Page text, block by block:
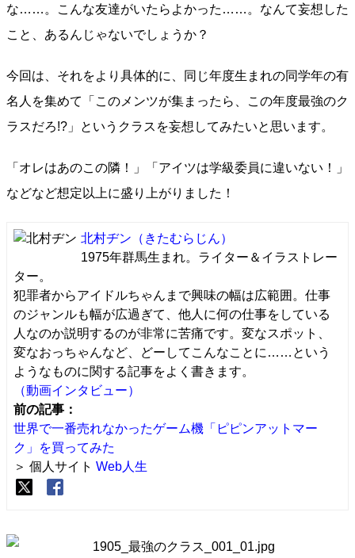
な……。こんな友達がいたらよかった……。なんて妄想した
こと、あるんじゃないでしょうか？
今回は、それをより具体的に、同じ年度生まれの同学年の有
名人を集めて「このメンツが集まったら、この年度最強のク
ラスだろ!?」というクラスを妄想してみたいと思います。
「オレはあのこの隣！」「アイツは学級委員に違いない！」
などなど想定以上に盛り上がりました！
北村ヂン （きたむらじん）
1975年群馬生まれ。ライター＆イラストレー
ター。
犯罪者からアイドルちゃんまで興味の幅は広範囲。仕事
のジャンルも幅が広過ぎて、他人に何の仕事をしている
人なのか説明するのが非常に苦痛です。変なスポット、
変なおっちゃんなど、どーしてこんなことに……という
ようなものに関する記事をよく書きます。
（動画インタビュー）
前の記事：
世界で一番売れなかったゲーム機「ピピンアットマー
ク」を買ってみた
＞ 個人サイト Web人生